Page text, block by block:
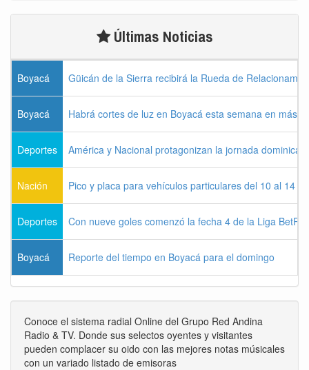
Últimas Noticias
Boyacá Güicán de la Sierra recibirá la Rueda de
Boyacá Habrá cortes de luz en Boyacá esta semana en más
Deportes América y Nacional protagonizan la jornada dominical
Nación Pico y placa para vehículos particulares del 10 al 14
Deportes Con nueve goles comenzó la fecha 4 de la Liga
Boyacá Reporte del tiempo en Boyacá para el domingo
Conoce el sistema radial Online del Grupo Red Andina
Radio & TV. Donde sus selectos oyentes y visitantes
pueden complacer su oido con las mejores notas músicales
con un variado listado de emisoras